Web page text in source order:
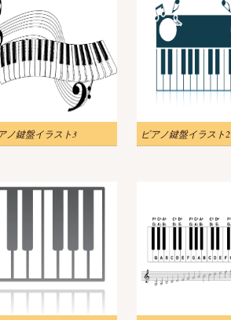
ノ鍵盤イラスト3 ピアノ鍵盤イラスト2